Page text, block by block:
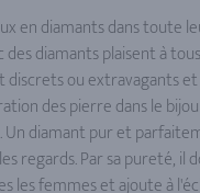
en diamants dans toute
des diamants plaisent à
ou extravagants et
des pierre dans le
diamant pur et
regards. Par sa pureté, il
les femmes et ajoute à